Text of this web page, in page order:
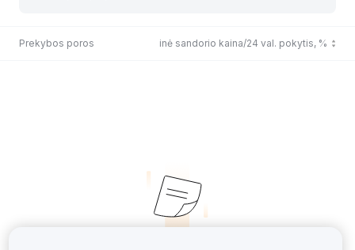
Prekybos poros Paskutinė sandorio kaina/24 val. pokytis, %